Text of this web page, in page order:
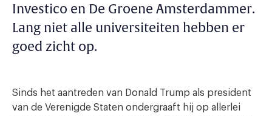
Investico en De Groene Amsterdammer.
Lang niet alle universiteiten hebben er
goed zicht op.
Sinds het aantreden van Donald Trump als president
van de Verenigde Staten ondergraaft hij op allerlei